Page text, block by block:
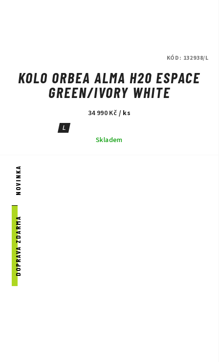
KOLO ORBEA ALMA H20 ESPACE
GREEN/IVORY WHITE
34 990 Kč / ks
L
Skladem
KÓD: 132938/L
NOVINKA
DOPRAVA ZDARMA